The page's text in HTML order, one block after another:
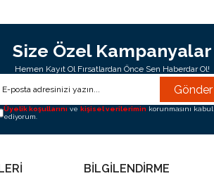
Size Özel Kampanyalar
Hemen Kayıt Ol Fırsatlardan Önce Sen Haberdar Ol!
Gönder
Üyelik koşullarınıve kişisel verileriminkorunmasını kabul
ediyorum.
BİLGİLENDİRME